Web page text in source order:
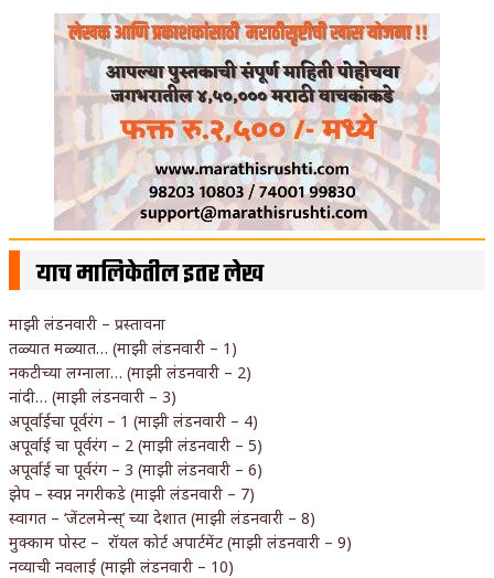
याच मालिकेतील इतर लेख
माझी लंडनवारी – प्रस्तावना
तळ्यात मळ्यात… (माझी लंडनवारी – 1)
नकटीच्या लग्नाला… (माझी लंडनवारी – 2)
नांदी… (माझी लंडनवारी – 3)
अपूर्वाईचा पूर्वरंग – 1 (माझी लंडनवारी – 4)
अपूर्वाई चा पूर्वरंग – 2 (माझी लंडनवारी – 5)
अपूर्वाई चा पूर्वरंग – 3 (माझी लंडनवारी – 6)
झेप – स्वप्न नगरीकडे (माझी लंडनवारी – 7)
स्वागत – ‘जेंटलमेन्स्’ च्या देशात (माझी लंडनवारी – 8)
मुक्काम पोस्ट – रॉयल कोर्ट अपार्टमेंट (माझी लंडनवारी – 9)
नव्याची नवलाई (माझी लंडनवारी – 10)